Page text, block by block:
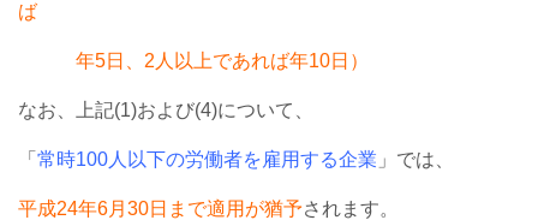
ば
年5日、2人以上であれば年10日）
なお、上記(1)および(4)について、
「 常時100人以下の労働者を雇用する企業 」では、
平成24年6月30日まで適用が猶予されます。